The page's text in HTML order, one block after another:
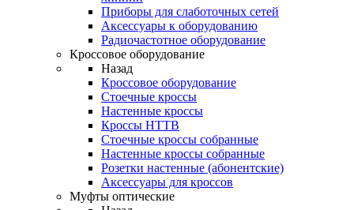
Приборы для слаботочных сетей
Аксессуары к оборудованию
Радиочастотное оборудование
Кроссовое оборудование
Назад
Кроссовое оборудование
Стоечные кроссы
Настенные кроссы
Кроссы HTTB
Стоечные кроссы собранные
Настенные кроссы собранные
Розетки настенные (абонентские)
Аксессуары для кроссов
Муфты оптические